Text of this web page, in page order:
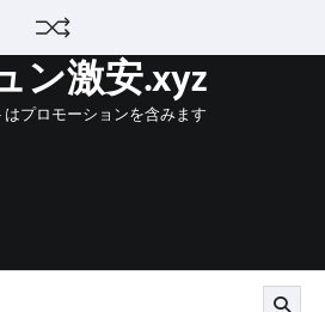
ン激安.xyz
はプロモーションを含みます